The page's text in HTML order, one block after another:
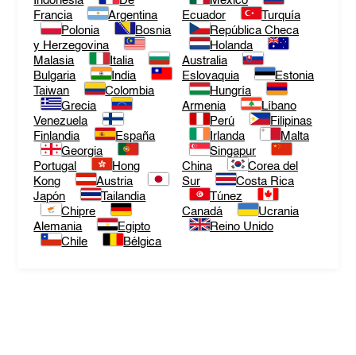
Francia
Argentina
Polonia
Bosnia
y Herzegovina
Malasia
Italia
Bulgaria
India
Taiwan
Colombia
Grecia
Venezuela
Finlandia
España
Georgia
Portugal
Hong
Kong
Austria
Japón
Tailandia
Chipre
Alemania
Egipto
Chile
Bélgica
Ecuador
Turquía
República Checa
Holanda
Australia
Eslovaquia
Estonia
Hungría
Armenia
Líbano
Perú
Filipinas
Irlanda
Malta
Singapur
China
Corea del
Sur
Costa Rica
Túnez
Canadá
Ucrania
Reino Unido